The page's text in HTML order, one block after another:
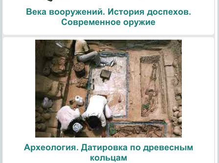
Века вооружений. История доспехов.
Современное оружие
Археология. Датировка по древесным
кольцам